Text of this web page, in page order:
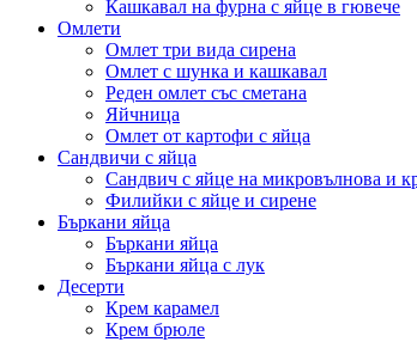
Кашкавал на фурна с яйце в гювече
Омлети
Омлет три вида сирена
Омлет с шунка и кашкавал
Реден омлет със сметана
Яйчница
Омлет от картофи с яйца
Сандвичи с яйца
Сандвич с яйце на микровълнова и
Филийки с яйце и сирене
Бъркани яйца
Бъркани яйца
Бъркани яйца с лук
Десерти
Крем карамел
Крем брюле